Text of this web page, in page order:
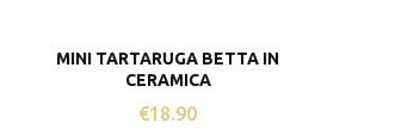
MINI TARTARUGA BETTA IN
CERAMICA
€18.90